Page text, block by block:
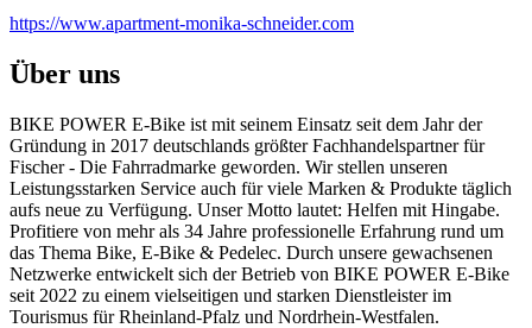
https://www.apartment-monika-schneider.com
Über uns
BIKE POWER E-Bike ist mit seinem Einsatz seit dem Jahr der
Gründung in 2017 deutschlands größter Fachhandelspartner für
Fischer - Die Fahrradmarke geworden. Wir stellen unseren
Leistungsstarken Service auch für viele Marken & Produkte täglich
aufs neue zu Verfügung. Unser Motto lautet: Helfen mit Hingabe.
Profitiere von mehr als 34 Jahre professionelle Erfahrung rund um
das Thema Bike, E-Bike & Pedelec. Durch unsere gewachsenen
Netzwerke entwickelt sich der Betrieb von BIKE POWER E-Bike
seit 2022 zu einem vielseitigen und starken Dienstleister im
Tourismus für Rheinland-Pfalz und Nordrhein-Westfalen.